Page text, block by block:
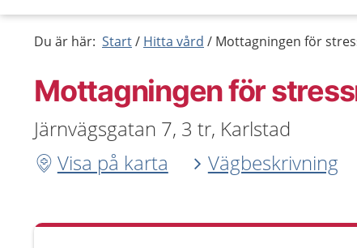
Du är här: Start Hitta vård Mottagningen för
Mottagningen för
Järnvägsgatan 7, 3 tr, Karlstad
Visa på karta
Vägbeskrivning